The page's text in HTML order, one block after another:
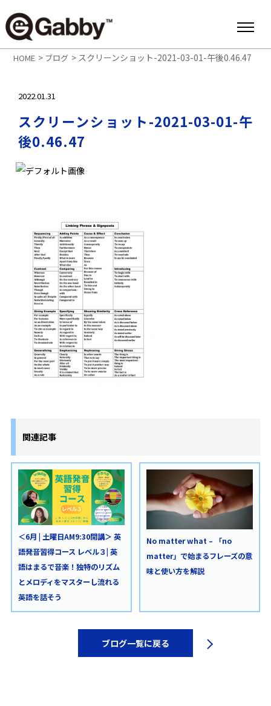
HOME > ブログ > スクリーンショット-2021-03-01-午後0.46.47
2022.01.31
スクリーンショット-2021-03-01-午
後0.46.47
関連記事
＜6月 | 土曜日AM9:30開講＞ 英
語発音習得コース レベル３| 英
語はまるで音楽！独特のリズム
とメロディをマスターし流れる
英語を話そう
No matter what – 「no
matter」で始まるフレーズの意
味と使い方を解説
ブログ一覧に戻る